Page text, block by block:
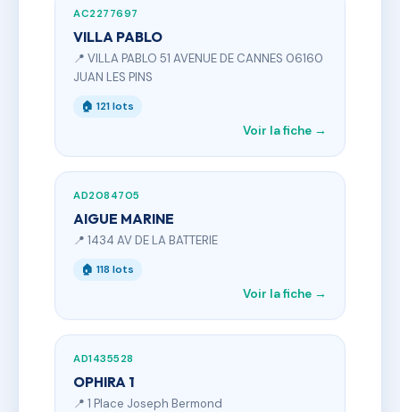
AC2277697
VILLA PABLO
📍 VILLA PABLO 51 AVENUE DE CANNES 06160
JUAN LES PINS
🏠 121 lots
Voir la fiche →
AD2084705
AIGUE MARINE
📍 1434 AV DE LA BATTERIE
🏠 118 lots
Voir la fiche →
AD1435528
OPHIRA 1
📍 1 Place Joseph Bermond